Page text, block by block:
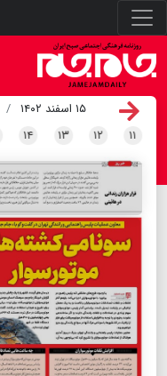
۱۵ اسفند ۱۴۰۲
۱۱ ۱۲ ۱۳ ۱۴